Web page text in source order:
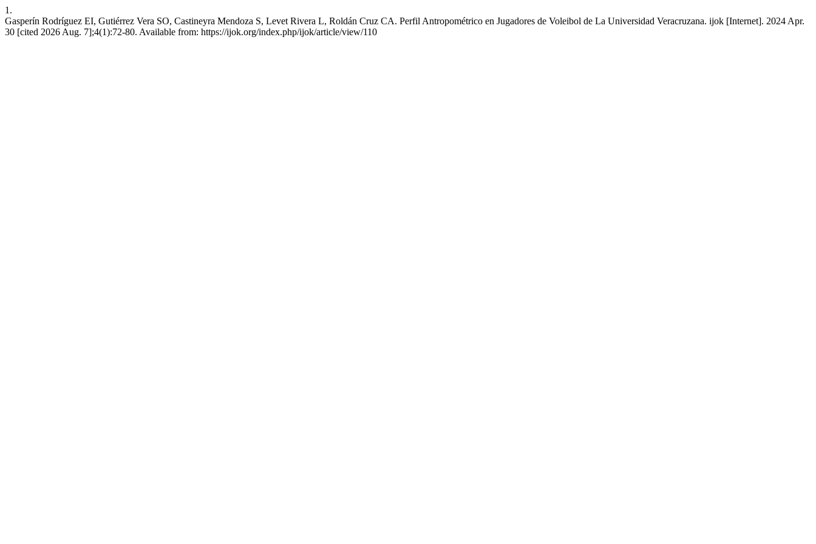
1.
Gasperín Rodríguez EI, Gutiérrez Vera SO, Castineyra Mendoza S, Levet Rivera L, Roldán Cruz CA. Perfil Antropométrico en Jugadores de Voleibol de La Universidad Veracruzana. ijok [Internet]. 2024 Apr.
30 [cited 2026 Aug. 7];4(1):72-80. Available from: https://ijok.org/index.php/ijok/article/view/110